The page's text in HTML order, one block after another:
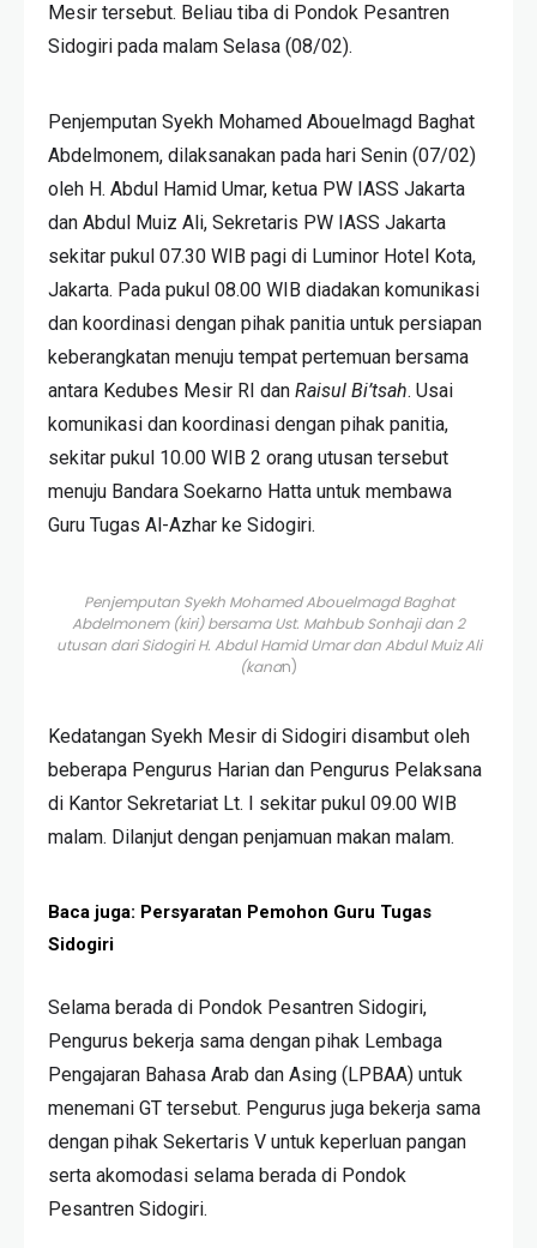
Mesir tersebut. Beliau tiba di Pondok Pesantren
Sidogiri pada malam Selasa (08/02).
Penjemputan Syekh Mohamed Abouelmagd Baghat
Abdelmonem, dilaksanakan pada hari Senin (07/02)
oleh H. Abdul Hamid Umar, ketua PW IASS Jakarta
dan Abdul Muiz Ali, Sekretaris PW IASS Jakarta
sekitar pukul 07.30 WIB pagi di Luminor Hotel Kota,
Jakarta. Pada pukul 08.00 WIB diadakan komunikasi
dan koordinasi dengan pihak panitia untuk persiapan
keberangkatan menuju tempat pertemuan bersama
antara Kedubes Mesir RI dan Raisul Bi’tsah. Usai
komunikasi dan koordinasi dengan pihak panitia,
sekitar pukul 10.00 WIB 2 orang utusan tersebut
menuju Bandara Soekarno Hatta untuk membawa
Guru Tugas Al-Azhar ke Sidogiri.
Penjemputan Syekh Mohamed Abouelmagd Baghat
Abdelmonem (kiri) bersama Ust. Mahbub Sonhaji dan 2
utusan dari Sidogiri H. Abdul Hamid Umar dan Abdul Muiz Ali
(kanan)
Kedatangan Syekh Mesir di Sidogiri disambut oleh
beberapa Pengurus Harian dan Pengurus Pelaksana
di Kantor Sekretariat Lt. I sekitar pukul 09.00 WIB
malam. Dilanjut dengan penjamuan makan malam.
Baca juga: Persyaratan Pemohon Guru Tugas
Sidogiri
Selama berada di Pondok Pesantren Sidogiri,
Pengurus bekerja sama dengan pihak Lembaga
Pengajaran Bahasa Arab dan Asing (LPBAA) untuk
menemani GT tersebut. Pengurus juga bekerja sama
dengan pihak Sekertaris V untuk keperluan pangan
serta akomodasi selama berada di Pondok
Pesantren Sidogiri.